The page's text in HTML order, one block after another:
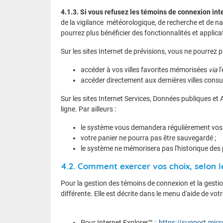
4.1.3. Si vous refusez les témoins de connexion
de la vigilance météorologique, de recherche et de
pourrez plus bénéficier des fonctionnalités et
Sur les sites Internet de prévisions, vous ne pourrez
accéder à vos villes favorites mémorisées via
accéder directement aux dernières villes
Sur les sites Internet Services, Données publiques
ligne. Par ailleurs :
le système vous demandera régulièrement
votre panier ne pourra pas être sauvegardé ;
le système ne mémorisera pas l'historique
4.2. Comment exercer vos choix,
Pour la gestion des témoins de connexion et la
différente. Elle est décrite dans le menu d'aide de